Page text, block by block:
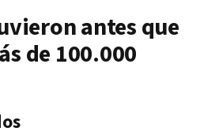
antes que
de 100.000